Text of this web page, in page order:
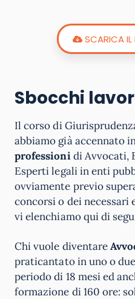
SCARICA IL
Sbocchi
Il corso di
abbiamo già accennato
professionidi Avvocati,
Esperti legali in enti
ovviamente previo
concorsi o dei necessari
vi elenchiamo qui di
Chi vuole diventare
praticantato in uno o
periodo di 18 mesi ed
formazione di 160 ore: